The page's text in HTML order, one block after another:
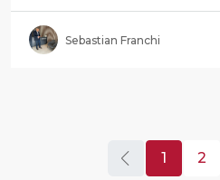
Sebastian Franchi
1 2